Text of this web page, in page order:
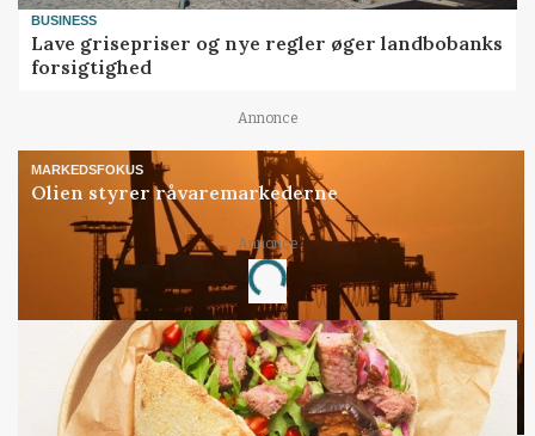
BUSINESS
Lave grisepriser og nye regler øger landbobanks
forsigtighed
Annonce
MARKEDSFOKUS
Olien styrer råvaremarkederne
Annonce
Loading...